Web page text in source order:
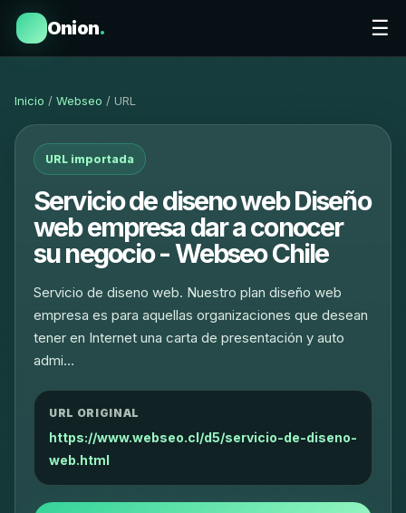
Onion. ☰
Inicio / Webseo / URL
URL importada
Servicio de diseno web Diseño
web empresa dar a conocer
su negocio - Webseo Chile
Servicio de diseno web. Nuestro plan diseño web
empresa es para aquellas organizaciones que desean
tener en Internet una carta de presentación y auto
admi…
URL ORIGINAL
https://www.webseo.cl/d5/servicio-de-diseno-
web.html